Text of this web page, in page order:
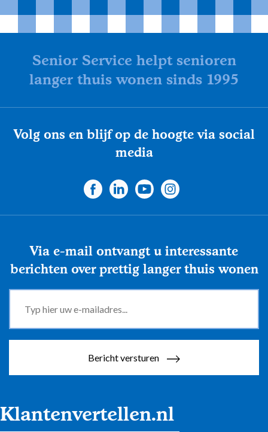
Senior Service helpt senioren
langer thuis wonen sinds 1995
Volg ons en blijf op de hoogte via social
media
Via e-mail ontvangt u interessante
berichten over prettig langer thuis wonen
Bericht versturen
Klantenvertellen.nl